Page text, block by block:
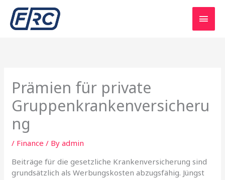
content
Main
Prämien für private
Gruppenkrankenversicheru
ng
/ Finance / Byadmin
Beiträge für die gesetzliche Krankenversicherung sind
grundsätzlich als Werbungskosten abzugsfähig. Jüngst